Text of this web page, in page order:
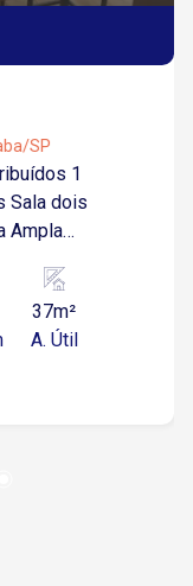
SP
1
Sala dois
Ampla
de
A 2 minutos
região
37m²
A. Útil